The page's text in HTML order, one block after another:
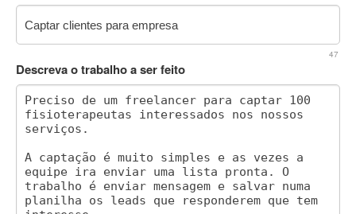
47
Descreva o trabalho a ser feito